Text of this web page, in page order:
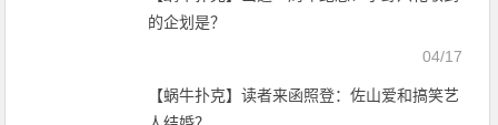
的企划是？
04/17
【蜗牛扑克】读者来函照登：佐山爱和搞笑艺